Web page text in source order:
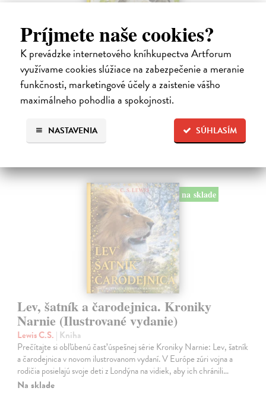
Príjmete naše cookies?
K prevádzke internetového kníhkupectva Artforum
využívame cookies slúžiace na zabezpečenie a meranie
funkčnosti, marketingové účely a zaistenie vášho
maximálneho pohodlia a spokojnosti.
SÚHLASÍM
NASTAVENIA
Alica a hmyz
Dúbravský Andrej| Kniha
Alica je zvedavá mačka, ktorá býva so zvedavým Andrejom. Obaja sú
fascinovaní ríšou hmyzu.
Na sklade
28,03 €
na sklade
Lev, šatník a čarodejnica. Kroniky
Narnie (Ilustrované vydanie)
Lewis C.S. | Kniha
Prečítajte si obľúbenú časť úspešnej série Kroniky Narnie: Lev, šatník
a čarodejnica v novom ilustrovanom vydaní. V Európe zúri vojna a
rodičia posielajú svoje deti z Londýna na vidiek, aby ich chránili…
Na sklade